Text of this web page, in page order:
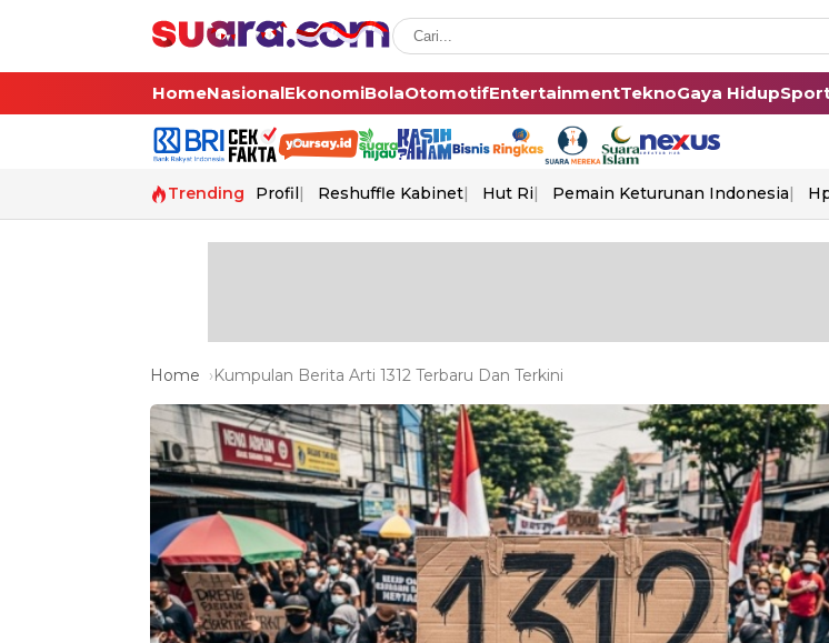
HomeNasionalEkonomiBolaOtomotifEntertainmentTeknoGaya Hidup
Trending Profil Reshuffle Kabinet Hut Ri Pemain Keturunan Indonesia
Home Kumpulan Berita Arti 1312 Terbaru Dan Terkini